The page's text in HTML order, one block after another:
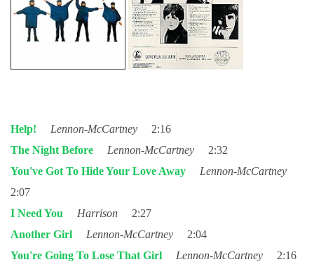
NÁSTROJE - LENNON II
NÁSTROJE - HARRISON II
NÁSTROJE - RINGO STARR
NÁSTROJE - ZESILOVAČE/KOMBA
Help! Lennon-McCartney
2:16
The Night Before
Lennon-McCartney 2:32
You've Got To Hide Your Love Away
Lennon-McCartney
2:07
I Need You
Harrison 2:27
Another Girl
Lennon-McCartney 2:04
You're Going To Lose That Girl
Lennon-McCartney 2:16